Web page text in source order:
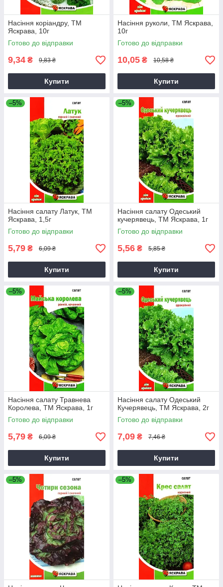
Насіння коріандру, ТМ
Яскрава, 10г
Готово до відправки
9,34 ₴ 9,83 ₴
Купити
Насіння руколи, ТМ Яскрава,
10г
Готово до відправки
10,05 ₴ 10,58 ₴
Купити
–5%
Насіння салату Латук, ТМ
Яскрава, 1,5г
Готово до відправки
5,79 ₴ 6,09 ₴
Купити
–5%
Насіння салату Одеський
кучерявець, ТМ Яскрава, 1г
Готово до відправки
5,56 ₴ 5,85 ₴
Купити
–5%
Насіння салату Травнева
Королева, ТМ Яскрава, 1г
Готово до відправки
5,79 ₴ 6,09 ₴
Купити
–5%
Насіння салату Одеський
Кучерявець, ТМ Яскрава, 2г
Готово до відправки
7,09 ₴ 7,46 ₴
Купити
–5% –5%